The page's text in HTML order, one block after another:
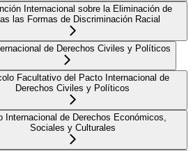
Internacional sobre la Eliminación de
las Formas de Discriminación Racial
de Derechos Civiles y Políticos
Facultativo del Pacto Internacional de
Derechos Civiles y Políticos
Internacional de Derechos Económicos,
Sociales y Culturales